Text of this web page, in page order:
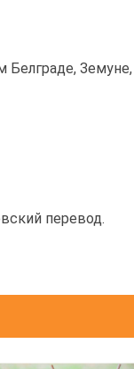
Белграде, Земунe,
перевод.